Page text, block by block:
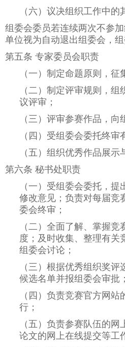
（六）议决组织工作中的
组委会委员若连续两次不参
单位视为自动退出组委会，组
第五条 专家委员会职责
（一）制定命题原则，征
（二）制定评审规则，
议评审；
（三）评审参赛作品，向
（四）受组委会委托终审
（五）组织优秀作品展示
第六条 秘书处职责
（一）受组委会委托，
修改意见；负责对每届竞
委会终审；
（二）全面了解、掌握
度；及时收集、整理有关
组委会讨论；
（三）根据优秀组织奖
候选名单并报组委会审批；
（四）负责竞赛官方网
行；
（五）负责参赛队伍的
论文的网上在线提交等工